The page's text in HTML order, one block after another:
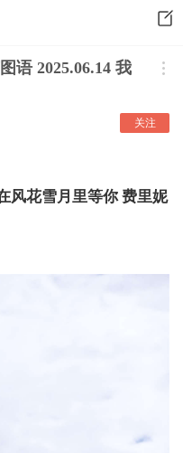
语 2025.06.14 我
关注
风花雪月里等你 费里妮